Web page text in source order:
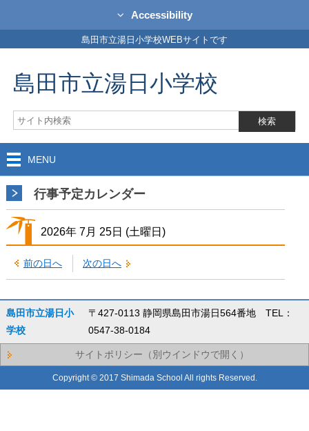
Accessibility
島田市立湯日小学校WEBサイトです
島田市立湯日小学校
MENU
行事予定カレンダー
2026年 7月 25日 (土曜日)
前の日へ 次の日へ
島田市立湯日小
学校
〒427-0113 静岡県島田市湯日564番地 TEL：
0547-38-0184
サイトポリシー（別ウインドウで開く）
Copyright © 2017 Shimada School All rights Reserved.